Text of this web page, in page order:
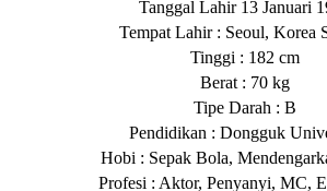
Tanggal Lahir 13 Januari
Tempat Lahir : Seoul, Korea
Tinggi : 182 cm
Berat : 70 kg
Tipe Darah : B
Pendidikan : Dongguk
Hobi : Sepak Bola,
Profesi : Aktor, Penyanyi, MC,